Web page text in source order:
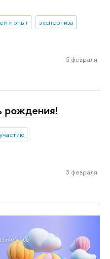
и опыт
экспертиза
5 февраля
рождения!
3 февраля